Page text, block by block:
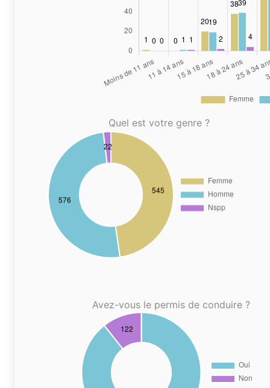
Quel est votre genre ?
Avez-vous le permis de conduire ?